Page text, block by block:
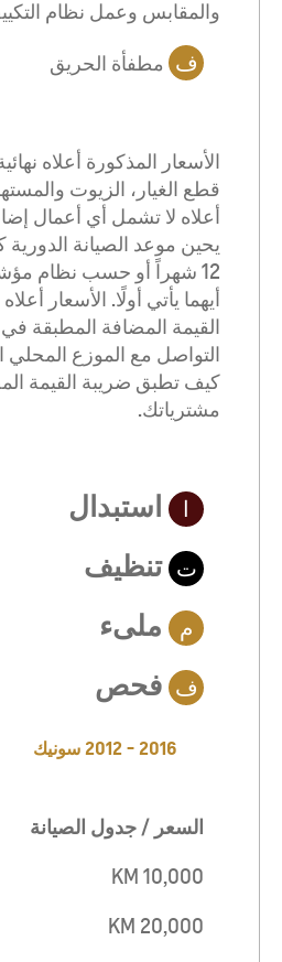
والمقابس وعمل نظام
ف مطفأة الحريق
الأسعار المذكورة أعلاه
قطع الغيار، الزيوت
أعلاه لا تشمل أي أعمال
12 شهراً أو حسب نظام
أيهما يأتي أولًا. الأسعار
القيمة المضافة المطبقة
التواصل مع الموزع
كيف تطبق ضريبة القيمة
مشترياتك.
ا استبدال
ت تنظيف
م ملىء
ف فحص
2016 - 2012 سونيك
السعر / جدول الصيانة
10,000 KM
20,000 KM